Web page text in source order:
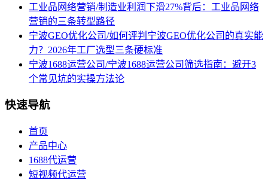
工业品网络营销/制造业利润下滑27%背后：工业品网络
营销的三条转型路径
宁波GEO优化公司/如何评判宁波GEO优化公司的真实能
力？2026年工厂选型三条硬标准
宁波1688运营公司/宁波1688运营公司筛选指南：避开3
个常见坑的实操方法论
快速导航
首页
产品中心
1688代运营
短视频代运营